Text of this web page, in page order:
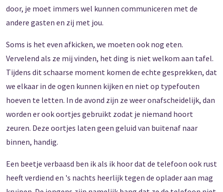
door, je moet immers wel kunnen communiceren met de
andere gasten en zij met jou.
Soms is het even afkicken, we moeten ook nog eten.
Vervelend als ze mij vinden, het ding is niet welkom aan tafel.
Tijdens dit schaarse moment komen de echte gesprekken, dat
we elkaar in de ogen kunnen kijken en niet op typefouten
hoeven te letten. In de avond zijn ze weer onafscheidelijk, dan
worden er ook oortjes gebruikt zodat je niemand hoort
zeuren. Deze oortjes laten geen geluid van buitenaf naar
binnen, handig.
Een beetje verbaasd ben ik als ik hoor dat de telefoon ook rust
heeft verdiend en 's nachts heerlijk tegen de oplader aan mag